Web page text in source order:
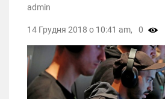
admin
14 Грудня 2018 о 10:41 am, 0